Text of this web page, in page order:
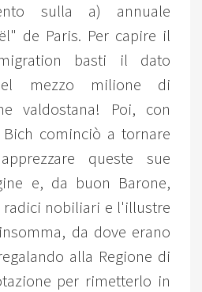
sulla a) annuale
de Paris. Per capire il
basti il dato
mezzo milione di
valdostana! Poi, con
cominciò a tornare
queste sue
e, da buon Barone,
radici nobiliari e l'illustre
da dove erano
alla Regione di
per rimetterlo in